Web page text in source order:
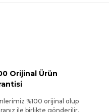
Orijinal Ürün
%100 orijinal olup
ile birlikte gönderilir.